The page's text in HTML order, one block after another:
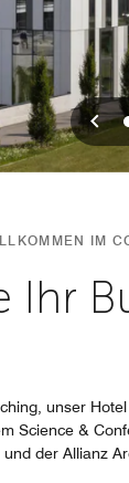
IM
Ihr
unser
Science &
der Allianz